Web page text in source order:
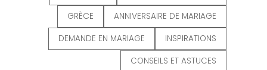
GRÈCE
ANNIVERSAIRE DE MARIAGE
DEMANDE EN MARIAGE
INSPIRATIONS
CONSEILS ET ASTUCES